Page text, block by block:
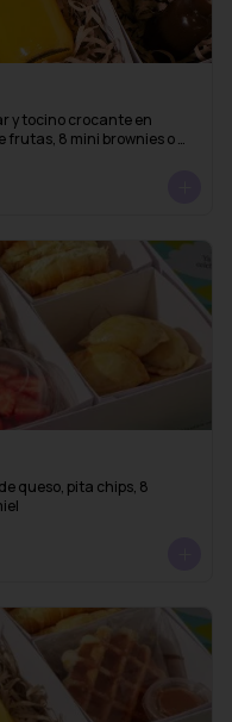
y tocino crocante en
frutas, 8 mini brownies o
queso, pita chips, 8